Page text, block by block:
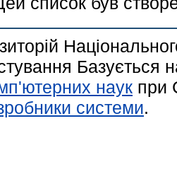
Базується
наук при
системи.